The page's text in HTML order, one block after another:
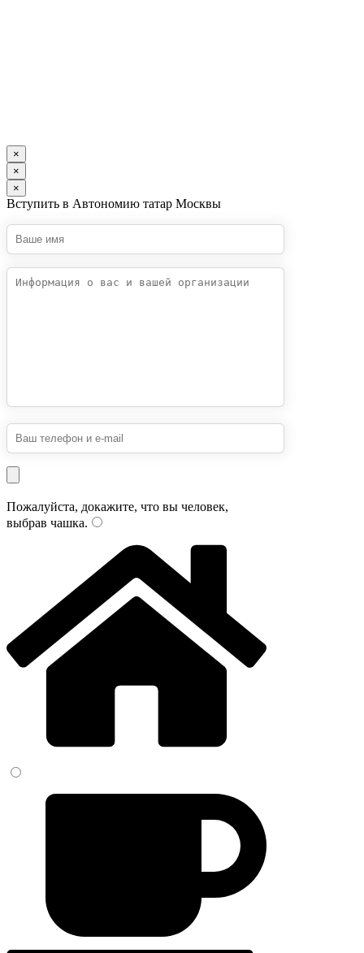
×
×
×
Вступить в Автономию татар Москвы
Пожалуйста, докажите, что вы человек,
выбрав чашка.